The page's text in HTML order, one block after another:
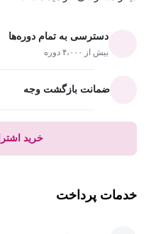
دسترسی به تمام دوره‌ها
بیش از ۴،۰۰۰ دوره
ضمانت بازگشت وجه
خرید
خدمات پرداخت